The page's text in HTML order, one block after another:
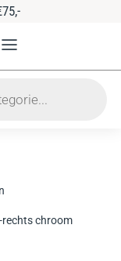
chroom